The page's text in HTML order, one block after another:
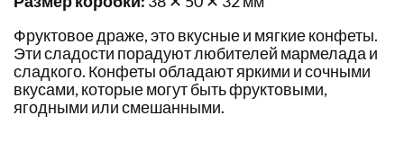
Фруктовое драже, это вкусные и мягкие конфеты.
Эти сладости порадуют любителей мармелада и
сладкого. Конфеты обладают яркими и сочными
вкусами, которые могут быть фруктовыми,
ягодными или смешанными.